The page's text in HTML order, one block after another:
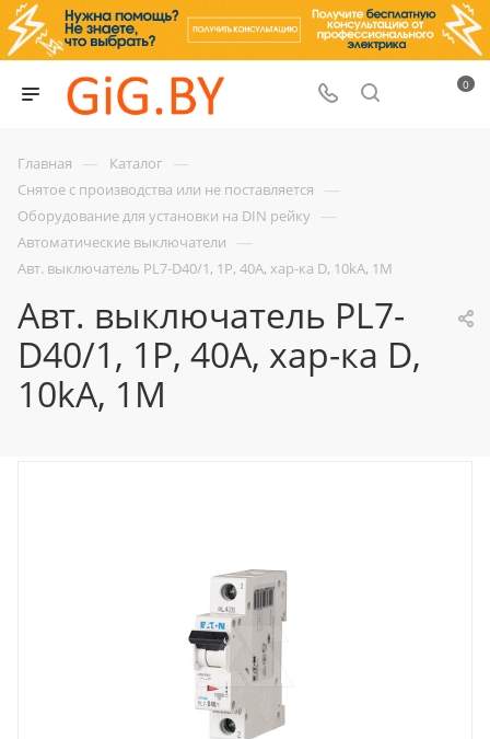
0
Главная — Каталог —
Снятое с производства или не поставляется —
Оборудование для установки на DIN рейку —
Автоматические выключатели —
Авт. выключатель PL7-D40/1, 1P, 40A, хар-ка D, 10kA, 1M
Авт. выключатель PL7-
D40/1, 1P, 40A, хар-ка D,
10kA, 1M